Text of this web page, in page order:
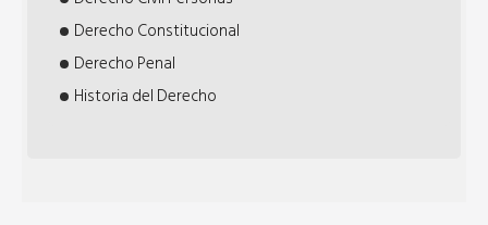
Derecho Constitucional
Derecho Penal
Historia del Derecho